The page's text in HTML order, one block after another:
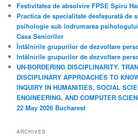
h
Festivitatea de absolvire FPSE Spiru
Practica de specialitate desfașurată de
psihologie sub îndrumarea
Casa Seniorilor
Întâlnirile grupurilor de dezvoltare
Intâlnirile grupurilor de dezvoltare
UN-BORDERING DISCIPLINARITY.
DISCIPLINARY APPROACHES TO
INQUIRY IN HUMANITIES, SOCIAL
ENGINEERING, AND COMPUTER
22 May 2026 Bucharest
ARCHIVES